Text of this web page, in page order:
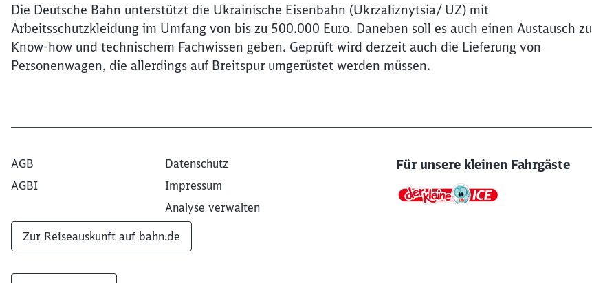
Die Deutsche Bahn unterstützt die Ukrainische Eisenbahn (Ukrzaliznytsia/ UZ) mit
Arbeitsschutzkleidung im Umfang von bis zu 500.000 Euro. Daneben soll es auch einen Austausch zu
Know-how und technischem Fachwissen geben. Geprüft wird derzeit auch die Lieferung von
Personenwagen, die allerdings auf Breitspur umgerüstet werden müssen.
AGB
AGBI
Datenschutz
Impressum
Analyse verwalten
Für unsere kleinen Fahrgäste
Zur Reiseauskunft auf bahn.de